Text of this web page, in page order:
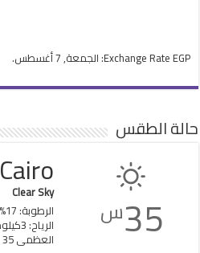
Exchange Rate EGP : الجمعة, 7 أغسطس.
حالة الطقس
35س
Cairo
Clear Sky
الرطوبة: 17%
الرياح: 3كيلومتر/ساعة غ.ش.غ
العظمى 35 • الصغرى 35